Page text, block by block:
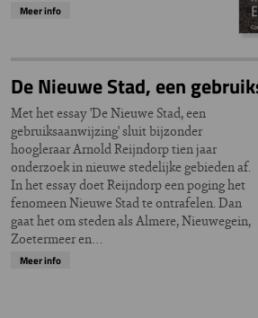
Meer info
De Nieuwe Stad, een
Met het essay 'De Nieuwe Stad, een
gebruiksaanwijzing' sluit bijzonder
hoogleraar Arnold Reijndorp tien jaar
onderzoek in nieuwe stedelijke gebieden af.
In het essay doet Reijndorp een poging het
fenomeen Nieuwe Stad te ontrafelen. Dan
gaat het om steden als Almere, Nieuwegein,
Zoetermeer en…
Meer info